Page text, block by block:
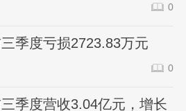
0
季度亏损2723.83万元
0
季度营收3.04亿元，增长